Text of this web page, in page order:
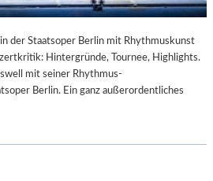
der Staatsoper Berlin mit Rhythmuskunst
Hintergründe, Tournee, Highlights.
mit seiner Rhythmus-
Berlin. Ein ganz außerordentliches